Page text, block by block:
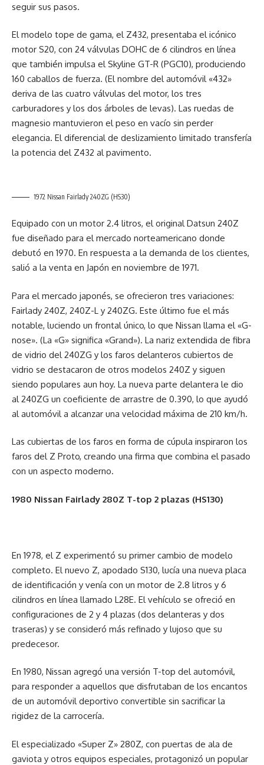
seguir sus pasos.
El modelo tope de gama, el Z432, presentaba el icónico
motor S20, con 24 válvulas DOHC de 6 cilindros en línea
que también impulsa el Skyline GT-R (PGC10), produciendo
160 caballos de fuerza. (El nombre del automóvil «432»
deriva de las cuatro válvulas del motor, los tres
carburadores y los dos árboles de levas). Las ruedas de
magnesio mantuvieron el peso en vacío sin perder
elegancia. El diferencial de deslizamiento limitado transfería
la potencia del Z432 al pavimento.
1972 Nissan Fairlady 240ZG (HS30)
Equipado con un motor 2.4 litros, el original Datsun 240Z
fue diseñado para el mercado norteamericano donde
debutó en 1970. En respuesta a la demanda de los clientes,
salió a la venta en Japón en noviembre de 1971.
Para el mercado japonés, se ofrecieron tres variaciones:
Fairlady 240Z, 240Z-L y 240ZG. Este último fue el más
notable, luciendo un frontal único, lo que Nissan llama el «G-
nose». (La «G» significa «Grand»). La nariz extendida de fibra
de vidrio del 240ZG y los faros delanteros cubiertos de
vidrio se destacaron de otros modelos 240Z y siguen
siendo populares aun hoy. La nueva parte delantera le dio
al 240ZG un coeficiente de arrastre de 0.390, lo que ayudó
al automóvil a alcanzar una velocidad máxima de 210 km/h.
Las cubiertas de los faros en forma de cúpula inspiraron los
faros del Z Proto, creando una firma que combina el pasado
con un aspecto moderno.
1980 Nissan Fairlady 280Z T-top 2 plazas (HS130)
En 1978, el Z experimentó su primer cambio de modelo
completo. El nuevo Z, apodado S130, lucía una nueva placa
de identificación y venía con un motor de 2.8 litros y 6
cilindros en línea llamado L28E. El vehículo se ofreció en
configuraciones de 2 y 4 plazas (dos delanteras y dos
traseras) y se consideró más refinado y lujoso que su
predecesor.
En 1980, Nissan agregó una versión T-top del automóvil,
para responder a aquellos que disfrutaban de los encantos
de un automóvil deportivo convertible sin sacrificar la
rigidez de la carrocería.
El especializado «Super Z» 280Z, con puertas de ala de
gaviota y otros equipos especiales, protagonizó un popular